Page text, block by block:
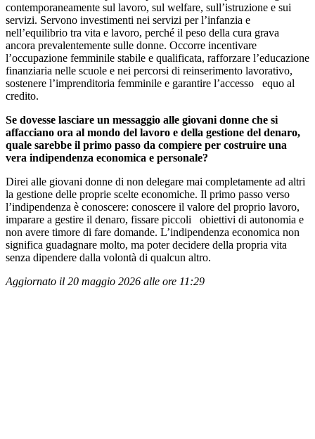
contemporaneamente sul lavoro, sul welfare, sull’istruzione e sui
servizi. Servono investimenti nei servizi per l’infanzia e
nell’equilibrio tra vita e lavoro, perché il peso della cura grava
ancora prevalentemente sulle donne. Occorre incentivare
l’occupazione femminile stabile e qualificata, rafforzare l’educazione
finanziaria nelle scuole e nei percorsi di reinserimento lavorativo,
sostenere l’imprenditoria femminile e garantire l’accesso equo al
credito.
Se dovesse lasciare un messaggio alle giovani donne che si
affacciano ora al mondo del lavoro e della gestione del denaro,
quale sarebbe il primo passo da compiere per costruire una
vera indipendenza economica e personale?
Direi alle giovani donne di non delegare mai completamente ad altri
la gestione delle proprie scelte economiche. Il primo passo verso
l’indipendenza è conoscere: conoscere il valore del proprio lavoro,
imparare a gestire il denaro, fissare piccoli obiettivi di autonomia e
non avere timore di fare domande. L’indipendenza economica non
significa guadagnare molto, ma poter decidere della propria vita
senza dipendere dalla volontà di qualcun altro.
Aggiornato il 20 maggio 2026 alle ore 11:29